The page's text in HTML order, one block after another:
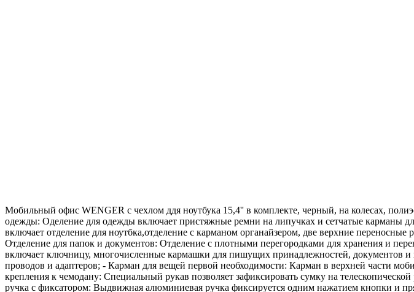
Мобильный офис WENGER с чехлом ддя ноутбука 15,4'' в комплекте, черный, на колесах,
одежды: Оделение для одежды включает пристяжные ремни на липучках и сетчатые карманы
включает отделение для ноутбка,отделение с карманом органайзером, две верхние
Отделение для папок и документов: Отделение с плотными перегородками для хранения и
включает ключницу, многочисленные кармашки для пишущих принадлежностей, документов
проводов и адаптеров; - Карман для вещей первой необходимости: Карман в верхней части
крепления к чемодану: Специальный рукав позволяет зафиксировать сумку на
ручка с фиксатором: Выдвижная алюминиевая ручка фиксируется одним нажатием кнопки и